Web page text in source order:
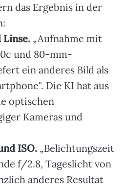
das Ergebnis in der
Linse.„Aufnahme mit
und 80-mm-
ein anderes Bild als
Die KI hat aus
optischen
Kameras und
ISO.„Belichtungszeit
f/2.8, Tageslicht von
anderes Resultat